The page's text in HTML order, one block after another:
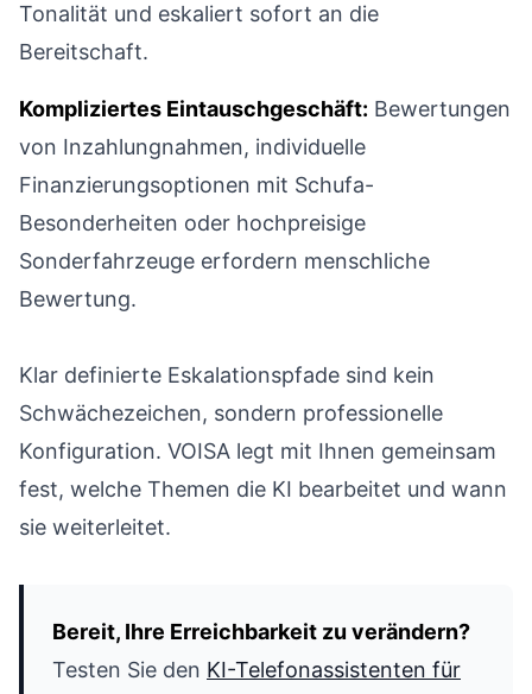
Tonalität und eskaliert sofort an die
Bereitschaft.
Kompliziertes Eintauschgeschäft: Bewertungen
von Inzahlungnahmen, individuelle
Finanzierungsoptionen mit Schufa-
Besonderheiten oder hochpreisige
Sonderfahrzeuge erfordern menschliche
Bewertung.
Klar definierte Eskalationspfade sind kein
Schwächezeichen, sondern professionelle
Konfiguration. VOISA legt mit Ihnen gemeinsam
fest, welche Themen die KI bearbeitet und wann
sie weiterleitet.
Bereit, Ihre Erreichbarkeit zu verändern?
Testen Sie den KI-Telefonassistenten für